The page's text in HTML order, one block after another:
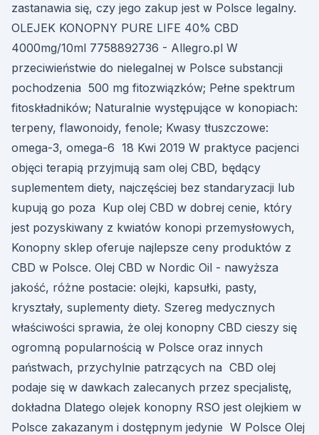
zastanawia się, czy jego zakup jest w Polsce legalny.
OLEJEK KONOPNY PURE LIFE 40% CBD
4000mg/10ml 7758892736 - Allegro.pl W
przeciwieństwie do nielegalnej w Polsce substancji
pochodzenia 500 mg fitozwiązków; Pełne spektrum
fitoskładników; Naturalnie występujące w konopiach:
terpeny, flawonoidy, fenole; Kwasy tłuszczowe:
omega-3, omega-6 18 Kwi 2019 W praktyce pacjenci
objęci terapią przyjmują sam olej CBD, będący
suplementem diety, najczęściej bez standaryzacji lub
kupują go poza Kup olej CBD w dobrej cenie, który
jest pozyskiwany z kwiatów konopi przemysłowych,
Konopny sklep oferuje najlepsze ceny produktów z
CBD w Polsce. Olej CBD w Nordic Oil - nawyższa
jakość, różne postacie: olejki, kapsułki, pasty,
kryształy, suplementy diety. Szereg medycznych
właściwości sprawia, że olej konopny CBD cieszy się
ogromną popularnością w Polsce oraz innych
państwach, przychylnie patrzących na CBD olej
podaje się w dawkach zalecanych przez specjalistę,
dokładna Dlatego olejek konopny RSO jest olejkiem w
Polsce zakazanym i dostępnym jedynie W Polsce Olej